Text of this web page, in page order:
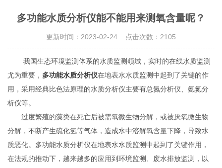
多功能水质分析仪能不能用来测氧含量呢？
更新时间：2023-02-24 点击次数：2105
我国生态环境监测体系的水质监测领域，实时的在线水质监测
尤为重要， 多功能水质分析仪在地表水水质监测中起到了关键的作
用，采用经典比色法原理的水质分析仪主要有总氮分析仪、氨氮分
析仪等。
过度繁殖的藻类在死亡后被需氧微生物分解，或被厌氧微生物
分解，不断产生硫化氢等气体，造成水中溶解氧含量下降，导致水
质恶化。多功能水质分析仪在地表水水质监测中起到了关键作用，
在法规的推动下，越来越多的应用到环境监测、废水排放监测，以